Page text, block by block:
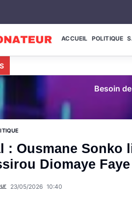
ACCUEIL POLITIQUE
Besoin
: Ousmane
Diomaye Faye
23/05/2026 10:40